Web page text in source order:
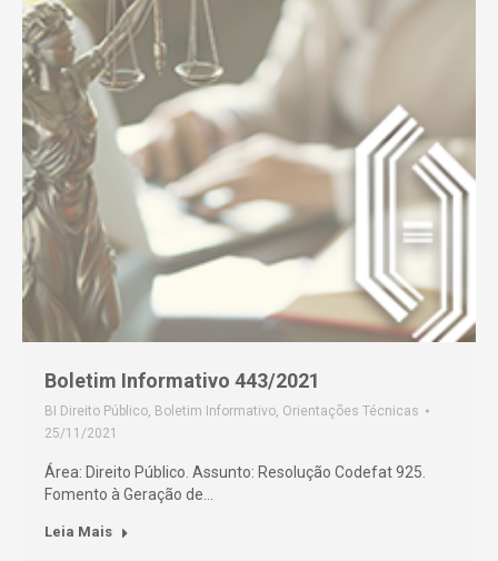
Boletim Informativo 443/2021
BI Direito Público, Boletim Informativo, Orientações Técnicas
25/11/2021
Área: Direito Público. Assunto: Resolução Codefat 925.
Fomento à Geração de…
Leia Mais